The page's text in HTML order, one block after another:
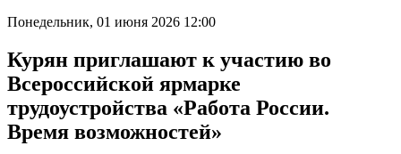
Понедельник, 01 июня 2026 12:00
Курян приглашают к участию во
Всероссийской ярмарке
трудоустройства «Работа России.
Время возможностей»